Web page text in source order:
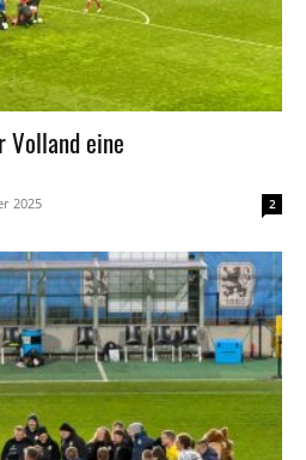
Volland eine
2025 2